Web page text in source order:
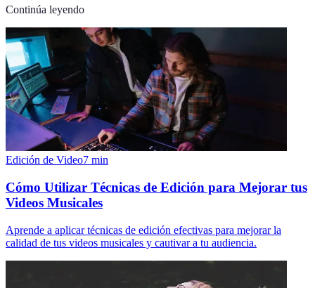
Continúa leyendo
Edición de Video7 min
Cómo Utilizar Técnicas de Edición para Mejorar tus
Videos Musicales
Aprende a aplicar técnicas de edición efectivas para mejorar la
calidad de tus videos musicales y cautivar a tu audiencia.